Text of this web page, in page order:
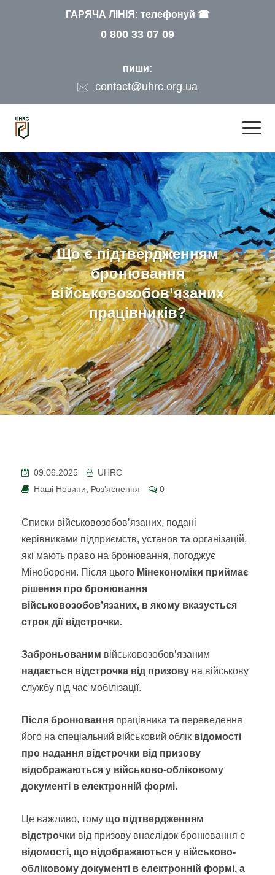
ГАРЯЧА ЛІНІЯ: телефонуй ☎
0 800 33 07 09
пиши:
contact@uhrc.org.ua
Що є підтвердженням
бронювання
військовозобов’язаних
працівників?
09.06.2025
UHRC
Наші Новини, Роз'яснення 0
Списки військовозобов’язаних, подані
керівниками підприємств, установ та організацій,
які мають право на бронювання, погоджує
Міноборони. Після цього Мінекономіки приймає
рішення про бронювання
військовозобов’язаних, в якому вказується
строк дії відстрочки.
Заброньованим військовозобов’язаним
надається відстрочка від призову на військову
службу під час мобілізації.
Після бронювання працівника та переведення
його на спеціальний військовий облік відомості
про надання відстрочки від призову
відображаються у військово-обліковому
документі в електронній формі.
Це важливо, тому що підтвердженням
відстрочки від призову внаслідок бронювання є
відомості, що відображаються у військово-
обліковому документі в електронній формі, а